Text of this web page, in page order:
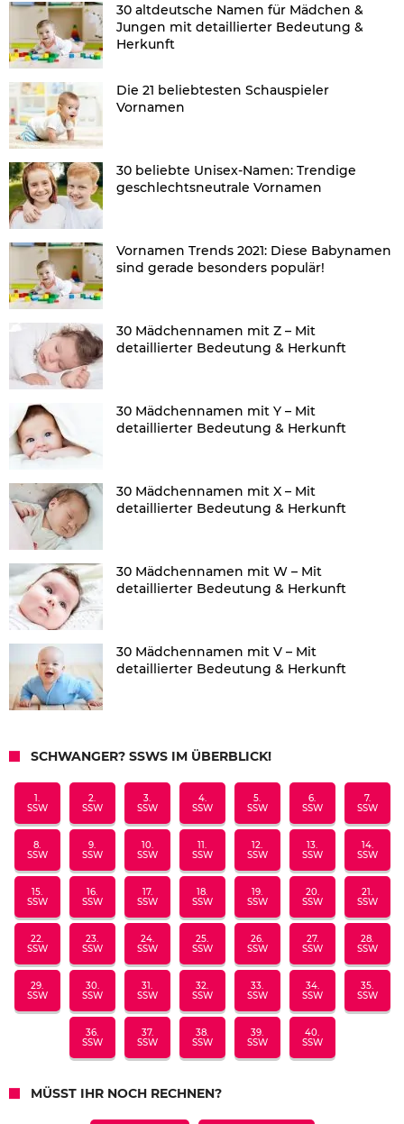
30 altdeutsche Namen für Mädchen &
Jungen mit detaillierter Bedeutung &
Herkunft
Die 21 beliebtesten Schauspieler
Vornamen
30 beliebte Unisex-Namen: Trendige
geschlechtsneutrale Vornamen
Vornamen Trends 2021: Diese Babynamen
sind gerade besonders populär!
30 Mädchennamen mit Z – Mit
detaillierter Bedeutung & Herkunft
30 Mädchennamen mit Y – Mit
detaillierter Bedeutung & Herkunft
30 Mädchennamen mit X – Mit
detaillierter Bedeutung & Herkunft
30 Mädchennamen mit W – Mit
detaillierter Bedeutung & Herkunft
30 Mädchennamen mit V – Mit
detaillierter Bedeutung & Herkunft
SCHWANGER? SSWS IM ÜBERBLICK!
1.
SSW
2.
SSW
3.
SSW
4.
SSW
5.
SSW
6.
SSW
7.
SSW
8.
SSW
9.
SSW
10.
SSW
11.
SSW
12.
SSW
13.
SSW
14.
SSW
15.
SSW
16.
SSW
17.
SSW
18.
SSW
19.
SSW
20.
SSW
21.
SSW
22.
SSW
23.
SSW
24.
SSW
25.
SSW
26.
SSW
27.
SSW
28.
SSW
29.
SSW
30.
SSW
31.
SSW
32.
SSW
33.
SSW
34.
SSW
35.
SSW
36.
SSW
37.
SSW
38.
SSW
39.
SSW
40.
SSW
MÜSST IHR NOCH RECHNEN?